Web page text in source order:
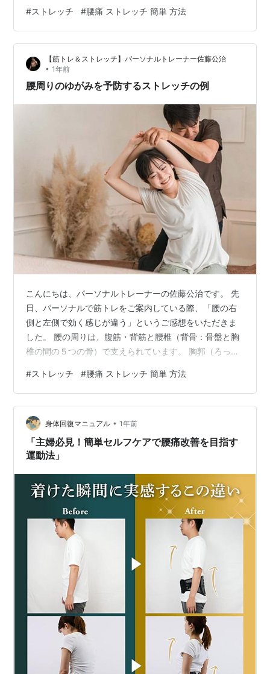
などの柔軟性・筋力が落ちてくると、歩行時のふらつき
や腰痛の一因となる場合があるといわれています。 深層
部の筋肉で硬くなりやすい部位でもあるので、ゆっくり
と徐々に伸ばしていくようにすると硬さがほぐれ、可動
域が改善されるようになります。 中殿筋などのストレッ
チは、床に仰向けや座った姿勢から片方のヒ…
#ストレッチ #腰痛 ストレッチ 簡単 方法
【筋トレ＆ストレッチ】パーソナルトレーナー佐藤公治
• 1年前
腰周りのゆがみを予防するストレッチの例
こんにちは、パーソナルトレーナーの佐藤公治です。 先
日、パーソナルで筋トレをご案内している際、「腰の右
側と左側で効く感じが違う」というご感想をいただきま
した。 腰の周りは、腹筋・背筋と腰椎（背骨：骨盤と胸
椎の間の５つの骨）で支えられています。 胸郭（ろっ
高いですが、不安定になりやすい部分でもあります。 腰
の左右のバランスに関わる筋肉には、外腹斜筋や内腹斜
筋（わき腹）・腰方形筋（腰の深層部）などが挙げられ
ます。 外腹斜筋と内腹斜筋（わき腹の表層と深層部）
は、脊柱を屈曲する（上体を前方に丸める）・側屈する
（横へ倒す）・回旋する（ひねる）などの働きが…
#ストレッチ #腰痛 ストレッチ 簡単 方法
身体回復マニュアル • 1年前
「主婦必見！簡単セルフケアで腰痛改善を目指す
運動法」